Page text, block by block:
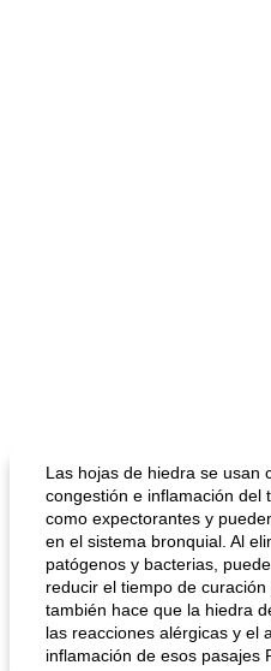
Las hojas de hiedra se usan
congestión e inflamación del
como expectorantes y
en el sistema bronquial. Al
patógenos y bacterias,
reducir el tiempo de
también hace que la hiedra
las reacciones alérgicas y el
inflamación de esos pasajes